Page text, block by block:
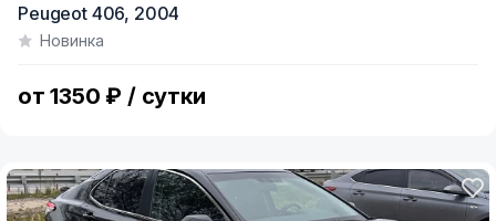
of
Peugeot 406, 2004
Новинка
от 1350 ₽ / сутки